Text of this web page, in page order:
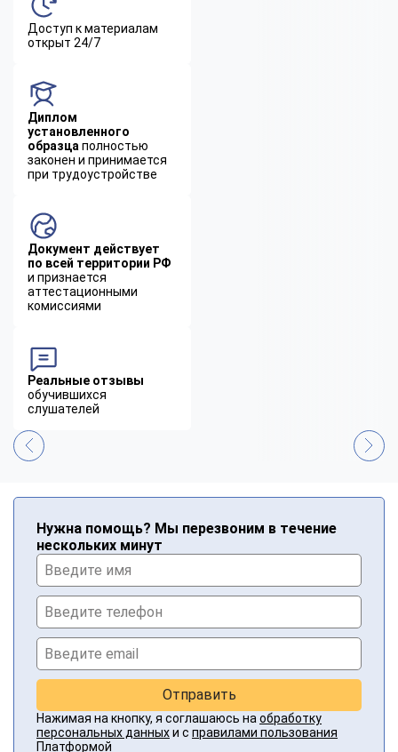
Доступ к материалам
открыт 24/7
Диплом
установленного
образца полностью
законен и принимается
при трудоустройстве
Документ действует
по всей территории РФ
и признается
аттестационными
комиссиями
Реальные отзывы
обучившихся
слушателей
Нужна помощь? Мы перезвоним в течение
нескольких минут
Отправить
Нажимая на кнопку, я соглашаюсь на обработку
персональных данныхи с правилами пользования
Платформой